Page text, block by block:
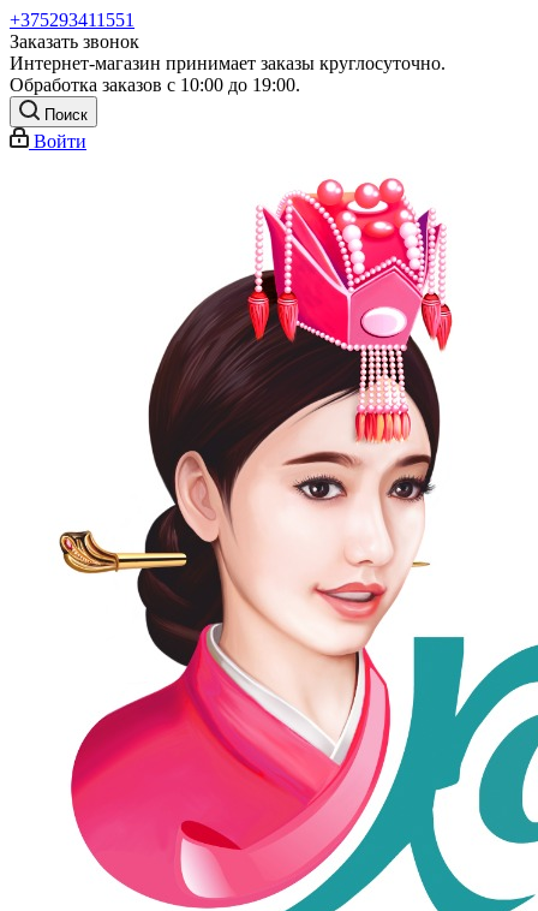
+375293411551
Заказать звонок
Интернет-магазин принимает заказы круглосуточно.
Обработка заказов с 10:00 до 19:00.
Поиск
Войти